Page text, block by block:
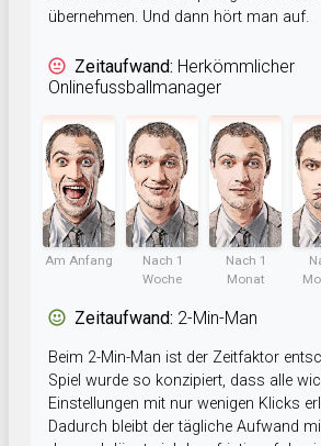
übernehmen. Und dann hört man auf.
Zeitaufwand: Herkömmlicher
Onlinefussballmanager
Am Anfang
Nach 1
Woche
Nach 1
Monat
Zeitaufwand: 2-Min-Man
Beim 2-Min-Man ist der Zeitfaktor
Spiel wurde so konzipiert, dass alle
Einstellungen mit nur wenigen Klicks
Dadurch bleibt der tägliche Aufwand